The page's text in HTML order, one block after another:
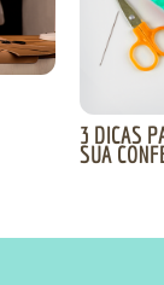
3 DICAS
SUA